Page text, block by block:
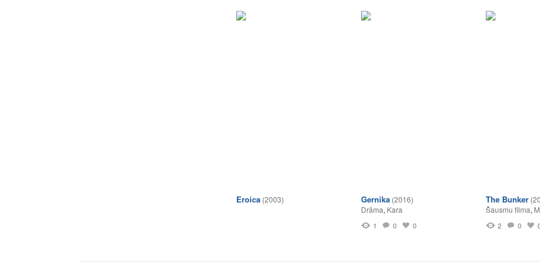
Eroica (2003) Gernika (2016)
Drāma, Kara
1 0 0
The Bunker
Šausmu filma,
2 0